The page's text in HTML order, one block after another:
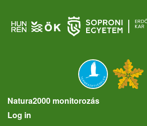
Natura2000 monitorozás
User account menu
Log in